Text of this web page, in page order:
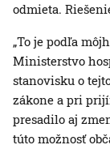
odmieta.
„To je podľa
Ministerstvo
stanovisku o
zákone a pri
presadilo aj
túto možnosť